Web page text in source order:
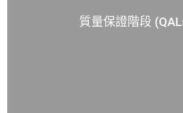
質量保證階段